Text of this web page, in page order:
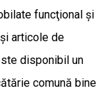
funcţional şi
articole de
disponibil un
comună bine